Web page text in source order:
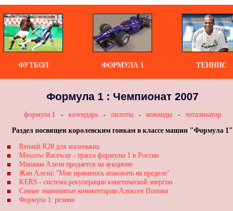
ФУТБОЛ ФОРМУЛА 1 ТЕННИС
Формула 1 : Чемпионат 2007
формула 1 - календарь - пилоты - команды - тотализатор
Раздел посвящен королевским гонкам в классе машин "Формула 1"
Renault R28 для маленьких
Moscow Raceway - трасса формулы 1 в России
Машина Алези продается на аукционе
Жан Алези: "Мне нравилось атаковать на пределе"
KERS - система рекуперации кинетической энергии
Самые знаменитые комментарии Алексея Попова
Формула 1: резина